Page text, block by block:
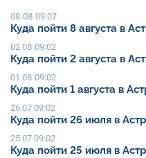
08.08 09:02
Куда пойти 8 августа в
02.08 09:02
Куда пойти 2 августа в
01.08 09:02
Куда пойти 1 августа в
26.07 09:02
Куда пойти 26 июля в
25.07 09:02
Куда пойти 25 июля в